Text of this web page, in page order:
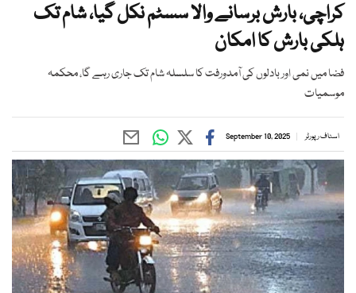
کراچی، بارش برسانے والا سسٹم نکل گیا، شام تک
ہلکی بارش کا امکان
فضا میں نمی اور بادلوں کی آمدورفت کا سلسلہ شام تک جاری رہے گا، محکمہ
موسمیات
اسٹاف رپورٹر September 10, 2025